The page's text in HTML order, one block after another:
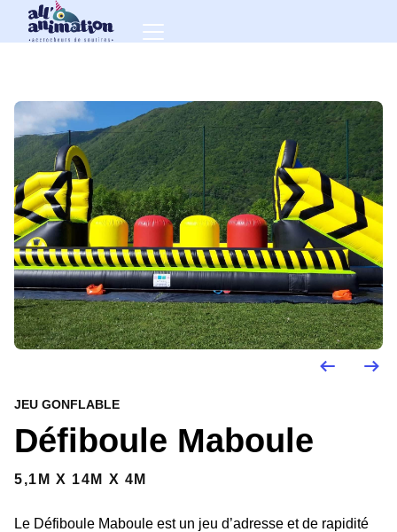
Accueil |Défiboule Maboule
JEU GONFLABLE
Défiboule Maboule
5,1M X 14M X 4M
Le Défiboule Maboule est un jeu d’adresse et de rapidité